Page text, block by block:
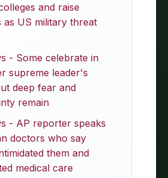
and raise
as US military threat
- Some celebrate in
supreme leader's
deep fear and
remain
- AP reporter speaks
doctors who say
them and
medical care